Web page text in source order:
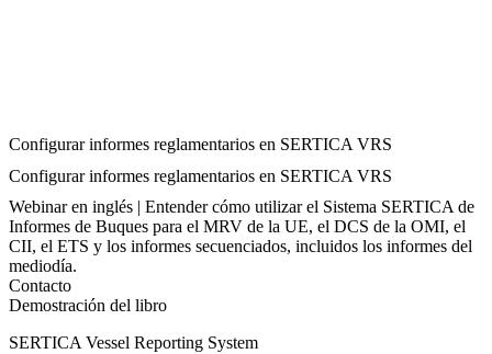
Configurar informes reglamentarios en SERTICA VRS
Configurar informes reglamentarios en SERTICA VRS
Webinar en inglés | Entender cómo utilizar el Sistema SERTICA de
Informes de Buques para el MRV de la UE, el DCS de la OMI, el
CII, el ETS y los informes secuenciados, incluidos los informes del
mediodía.
Contacto
Demostración del libro
SERTICA Vessel Reporting System